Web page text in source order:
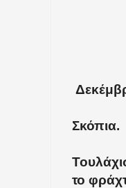
Σκόπια.
το